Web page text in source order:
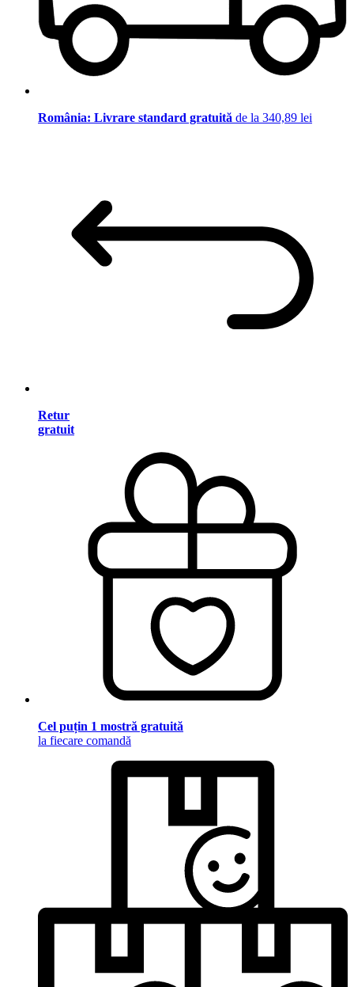
România: Livrare standard gratuită de la 340,89 lei
Retur
gratuit
Cel puțin 1 mostră gratuită
la fiecare comandă